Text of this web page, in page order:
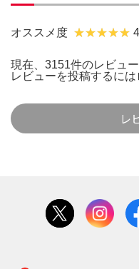
オススメ度
現在、3151件のレビュ
レビューを投稿するには
レ